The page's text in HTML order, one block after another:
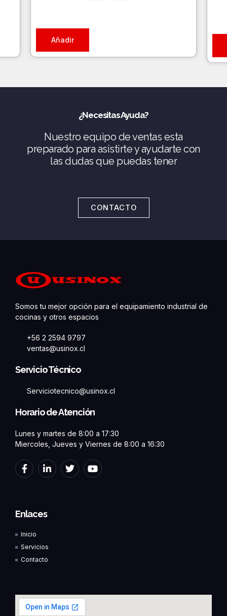
Añadir
¿Necesitas Ayuda?
Nuestro equipo de ventas esta
preparado para asistirte y ayudarte con
las dudas que puedas tener
CONTACTO
Somos tu mejor opción para el equipamiento industrial de
cocinas y otros espacios
+56 2 2594 9797
ventas@usinox.cl
Servicio Técnico
Serviciotecnico@usinox.cl
Horario de Atención
Lunes y martes de 8:00 a 17:30
Miercoles, Jueves y Viernes de 8:00 a 16:30
F
a
o
o
-
f
L
i
i
i
T
w
Y
o
Enlaces
Inicio
Servicios
Contacto